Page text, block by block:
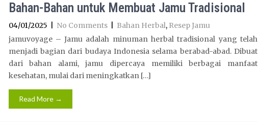
Bahan-Bahan untuk Membuat Jamu Tradisional
04/01/2025 No Comments Bahan Herbal, Resep Jamu
jamuvoyage – Jamu adalah minuman herbal tradisional yang telah
menjadi bagian dari budaya Indonesia selama berabad-abad. Dibuat
dari bahan alami, jamu dipercaya memiliki berbagai manfaat
kesehatan, mulai dari meningkatkan […]
Read More →